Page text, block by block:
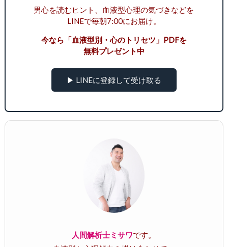
男心を読むヒント、血液型心理の気づきなどを
LINEで毎朝7:00にお届け。
今なら「血液型別・心のトリセツ」PDFを
無料プレゼント中
▶ LINEに登録して受け取る
人間解析士ミサワです。